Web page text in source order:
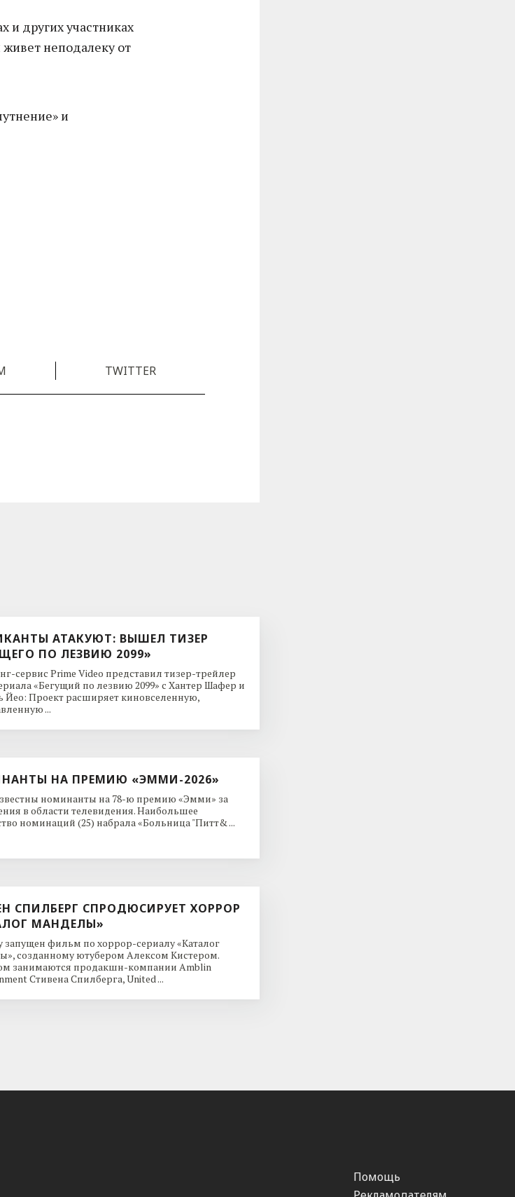
и других участниках
неподалеку от
и
TWITTER
АТАКУЮТ: ВЫШЕЛ ТИЗЕР
ПО ЛЕЗВИЮ 2099»
сервис Prime Video представил тизер-трейлер
«Бегущий по лезвию 2099» с Хантер Шафер и
Проект расширяет киновселенную,
...
НА ПРЕМИЮ «ЭММИ-2026»
номинанты на 78-ю премию «Эмми» за
в области телевидения. Наибольшее
номинаций (25) набрала «Больница "Питт& ...
СПИЛБЕРГ СПРОДЮСИРУЕТ ХОРРОР
МАНДЕЛЫ»
запущен фильм по хоррор-сериалу «Каталог
созданному ютубером Алексом Кистером.
занимаются продакшн-компании Amblin
Стивена Спилберга, United ...
Помощь